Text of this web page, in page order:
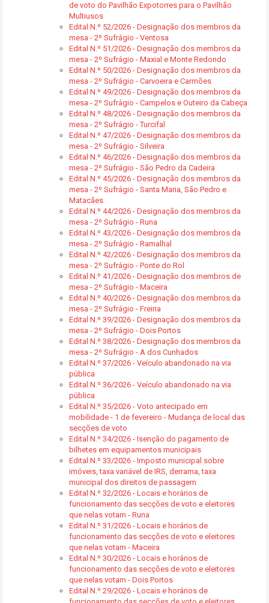
de voto do Pavilhão Expotorres para o Pavilhão
Multiusos
Edital N.º 52/2026 - Designação dos membros da
mesa - 2º Sufrágio - Ventosa
Edital N.º 51/2026 - Designação dos membros da
mesa - 2º Sufrágio - Maxial e Monte Redondo
Edital N.º 50/2026 - Designação dos membros da
mesa - 2º Sufrágio - Carvoeira e Carmões
Edital N.º 49/2026 - Designação dos membros da
mesa - 2º Sufrágio - Campelos e Outeiro da Cabeça
Edital N.º 48/2026 - Designação dos membros da
mesa - 2º Sufrágio - Turcifal
Edital N.º 47/2026 - Designação dos membros da
mesa - 2º Sufrágio - Silveira
Edital N.º 46/2026 - Designação dos membros da
mesa - 2º Sufrágio - São Pedro da Cadeira
Edital N.º 45/2026 - Designação dos membros da
mesa - 2º Sufrágio - Santa Maria, São Pedro e
Matacães
Edital N.º 44/2026 - Designação dos membros da
mesa - 2º Sufrágio - Runa
Edital N.º 43/2026 - Designação dos membros da
mesa - 2º Sufrágio - Ramalhal
Edital N.º 42/2026 - Designação dos membros da
mesa - 2º Sufrágio - Ponte do Rol
Edital N.º 41/2026 - Designação dos membros de
mesa - 2º Sufrágio - Maceira
Edital N.º 40/2026 - Designação dos membros da
mesa - 2º Sufrágio - Freiria
Edital N.º 39/2026 - Designação dos membros da
mesa - 2º Sufrágio - Dois Portos
Edital N.º 38/2026 - Designação dos membros da
mesa - 2º Sufrágio - A dos Cunhados
Edital N.º 37/2026 - Veículo abandonado na via
pública
Edital N.º 36/2026 - Veículo abandonado na via
pública
Edital N.º 35/2026 - Voto antecipado em
mobilidade - 1 de fevereiro - Mudança de local das
secções de voto
Edital N.º 34/2026 - Isenção do pagamento de
bilhetes em equipamentos municipais
Edital N.º 33/2026 - Imposto municipal sobre
imóveis, taxa variável de IRS, derrama, taxa
municipal dos direitos de passagem
Edital N.º 32/2026 - Locais e horários de
funcionamento das secções de voto e eleitores
que nelas votam - Runa
Edital N.º 31/2026 - Locais e horários de
funcionamento das secções de voto e eleitores
que nelas votam - Maceira
Edital N.º 30/2026 - Locais e horários de
funcionamento das secções de voto e eleitores
que nelas votam - Dois Portos
Edital N.º 29/2026 - Locais e horários de